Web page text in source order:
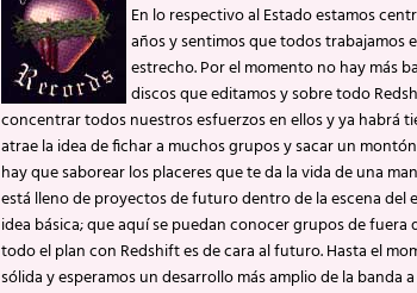
En lo respectivo al Estado estamos
años y sentimos que todos trabajamos
estrecho. Por el momento no hay más
discos que editamos y sobre todo
concentrar todos nuestros esfuerzos en ellos y ya habrá
atrae la idea de fichar a muchos grupos y sacar un
hay que saborear los placeres que te da la vida de una
está lleno de proyectos de futuro dentro de la escena del
idea básica; que aquí se puedan conocer grupos de fuera
todo el plan con Redshift es de cara al futuro. Hasta el
sólida y esperamos un desarrollo más amplio de la banda